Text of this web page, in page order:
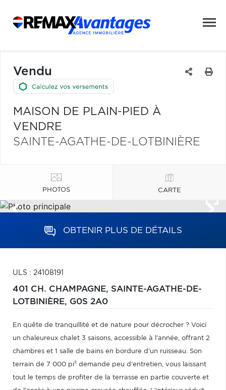
Vendu
MAISON DE PLAIN-PIED À
VENDRE
SAINTE-AGATHE-DE-LOTBINIÈRE
PHOTOS CARTE
OBTENIR PLUS DE DÉTAILS
ULS : 24108191
401 CH. CHAMPAGNE, SAINTE-AGATHE-DE-
LOTBINIÈRE, G0S 2A0
En quête de tranquillité et de nature pour décrocher ? Voici
un chaleureux chalet 3 saisons, accessible à l'année, offrant 2
chambres et 1 salle de bains en bordure d'un ruisseau. Son
terrain de 7 000 pi² demande peu d'entretien, vous laissant
tout le temps de profiter de la terrasse en partie couverte et